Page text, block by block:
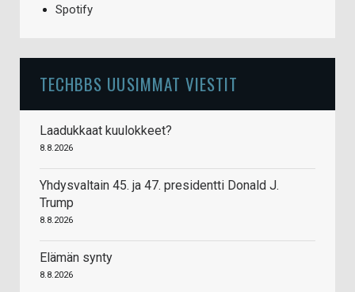
Spotify
TECHBBS UUSIMMAT VIESTIT
Laadukkaat kuulokkeet?
8.8.2026
Yhdysvaltain 45. ja 47. presidentti Donald J.
Trump
8.8.2026
Elämän synty
8.8.2026